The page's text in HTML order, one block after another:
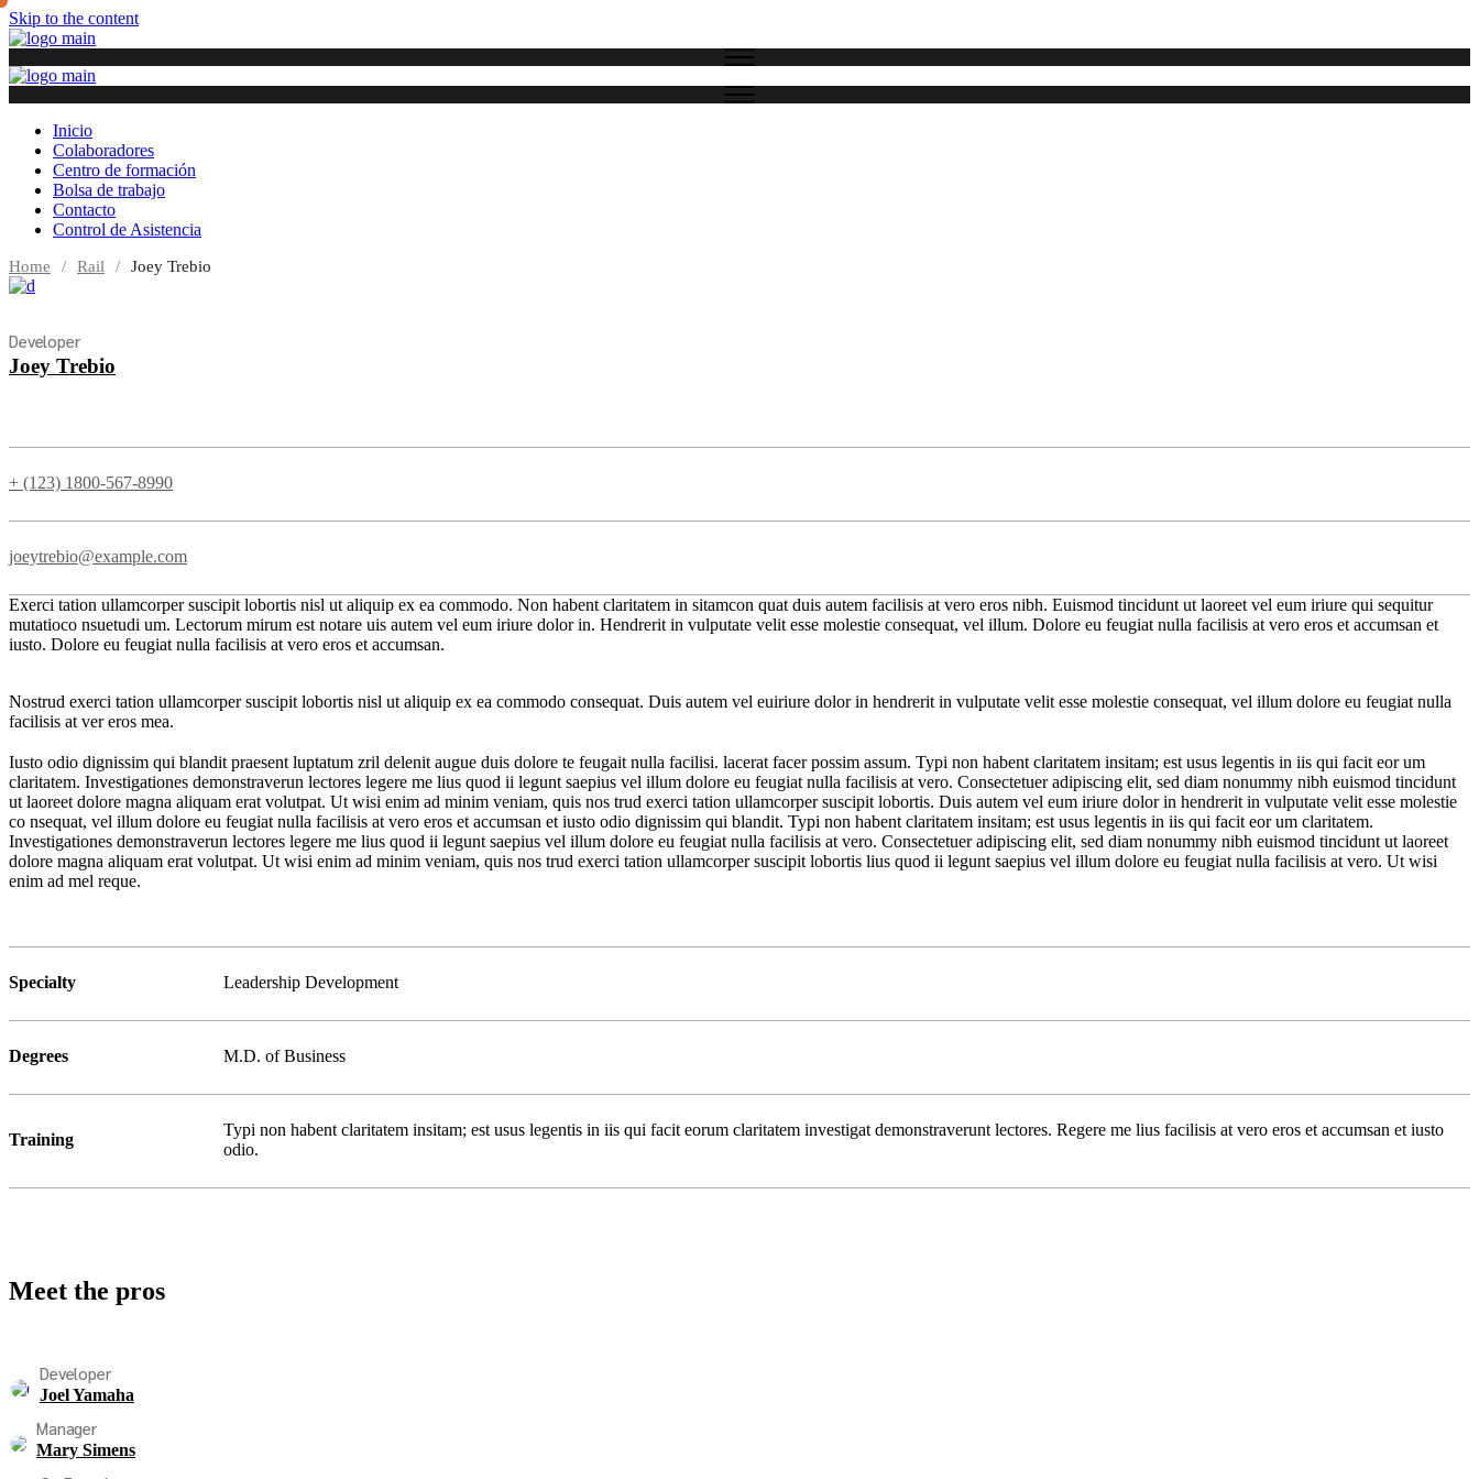
Skip to the content
Inicio
Colaboradores
Centro de formación
Bolsa de trabajo
Contacto
Control de Asistencia
Home Rail Joey Trebio
Developer
Joey Trebio
+ (123) 1800-567-8990
joeytrebio@example.com
Exerci tation ullamcorper suscipit lobortis nisl ut aliquip ex ea commodo. Non habent claritatem in sitamcon quat duis autem facilisis at vero eros nibh. Euismod tincidunt ut laoreet vel eum iriure qui sequitur
mutatioco nsuetudi um. Lectorum mirum est notare uis autem vel eum iriure dolor in. Hendrerit in vulputate velit esse molestie consequat, vel illum. Dolore eu feugiat nulla facilisis at vero eros et accumsan et
iusto. Dolore eu feugiat nulla facilisis at vero eros et accumsan.
Nostrud exerci tation ullamcorper suscipit lobortis nisl ut aliquip ex ea commodo consequat. Duis autem vel euiriure dolor in hendrerit in vulputate velit esse molestie consequat, vel illum dolore eu feugiat nulla
facilisis at ver eros mea.
Iusto odio dignissim qui blandit praesent luptatum zril delenit augue duis dolore te feugait nulla facilisi. lacerat facer possim assum. Typi non habent claritatem insitam; est usus legentis in iis qui facit eor um
claritatem. Investigationes demonstraverun lectores legere me lius quod ii legunt saepius vel illum dolore eu feugiat nulla facilisis at vero. Consectetuer adipiscing elit, sed diam nonummy nibh euismod tincidunt
ut laoreet dolore magna aliquam erat volutpat. Ut wisi enim ad minim veniam, quis nos trud exerci tation ullamcorper suscipit lobortis. Duis autem vel eum iriure dolor in hendrerit in vulputate velit esse molestie
co nsequat, vel illum dolore eu feugiat nulla facilisis at vero eros et accumsan et iusto odio dignissim qui blandit. Typi non habent claritatem insitam; est usus legentis in iis qui facit eor um claritatem.
Investigationes demonstraverun lectores legere me lius quod ii legunt saepius vel illum dolore eu feugiat nulla facilisis at vero. Consectetuer adipiscing elit, sed diam nonummy nibh euismod tincidunt ut laoreet
dolore magna aliquam erat volutpat. Ut wisi enim ad minim veniam, quis nos trud exerci tation ullamcorper suscipit lobortis lius quod ii legunt saepius vel illum dolore eu feugiat nulla facilisis at vero. Ut wisi
enim ad mel reque.
Specialty Leadership Development
Degrees M.D. of Business
Training
Typi non habent claritatem insitam; est usus legentis in iis qui facit eorum claritatem investigat demonstraverunt lectores. Regere me lius facilisis at vero eros et accumsan et iusto
odio.
Meet the pros
Developer
Joel Yamaha
Manager
Mary Simens